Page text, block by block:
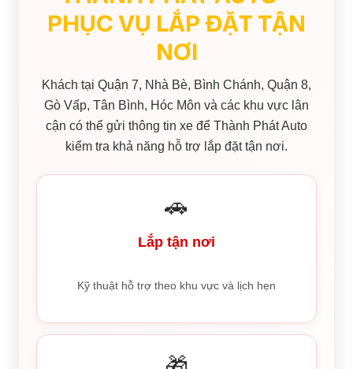
PHỤC VỤ LẮP ĐẶT TẬN
NƠI
Khách tại Quận 7, Nhà Bè, Bình Chánh, Quận 8,
Gò Vấp, Tân Bình, Hóc Môn và các khu vực lân
cận có thể gửi thông tin xe để Thành Phát Auto
kiểm tra khả năng hỗ trợ lắp đặt tận nơi.
🚗
Lắp tận nơi
Kỹ thuật hỗ trợ theo khu vực và lịch hẹn